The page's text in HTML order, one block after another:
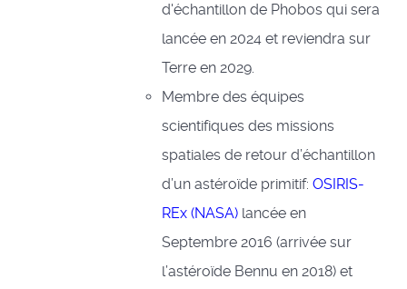
d'échantillon de Phobos qui sera
lancée en 2024 et reviendra sur
Terre en 2029.
Membre des équipes
scientifiques des missions
spatiales de retour d’échantillon
d’un astéroïde primitif: OSIRIS-
REx (NASA)lancée en
Septembre 2016 (arrivée sur
l’astéroïde Bennu en 2018) et